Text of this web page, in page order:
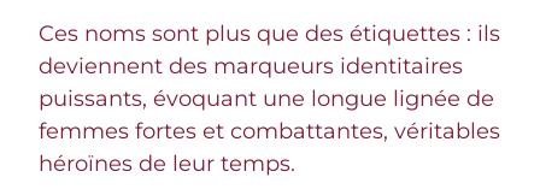
Ces noms sont plus que des étiquettes : ils
deviennent des marqueurs identitaires
puissants, évoquant une longue lignée de
femmes fortes et combattantes, véritables
héroïnes de leur temps.